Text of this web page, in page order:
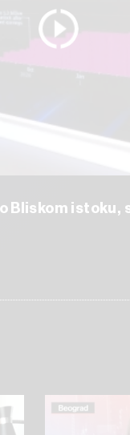
Bliskom istoku,